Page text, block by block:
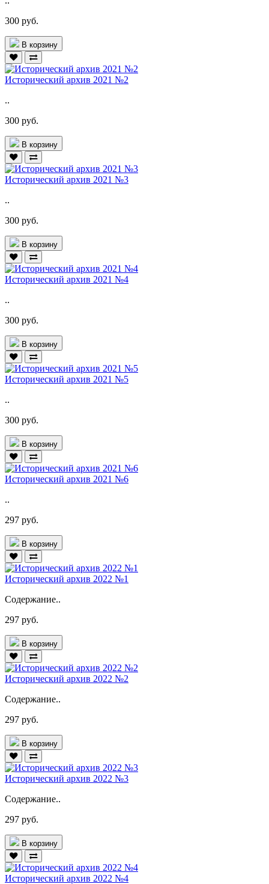
300 руб.
В корзину
Исторический архив 2021 №2
..
300 руб.
В корзину
Исторический архив 2021 №3
..
300 руб.
В корзину
Исторический архив 2021 №4
..
300 руб.
В корзину
Исторический архив 2021 №5
..
300 руб.
В корзину
Исторический архив 2021 №6
..
297 руб.
В корзину
Исторический архив 2022 №1
Содержание..
297 руб.
В корзину
Исторический архив 2022 №2
Содержание..
297 руб.
В корзину
Исторический архив 2022 №3
Содержание..
297 руб.
В корзину
Исторический архив 2022 №4